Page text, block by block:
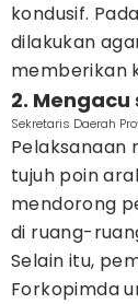
kondusif.
dilakukan
memberikan
2.
Sekretaris Daerah
Pelaksanaan
tujuh poin
mendorong
di ruang-
Selain itu,
Forkopimda